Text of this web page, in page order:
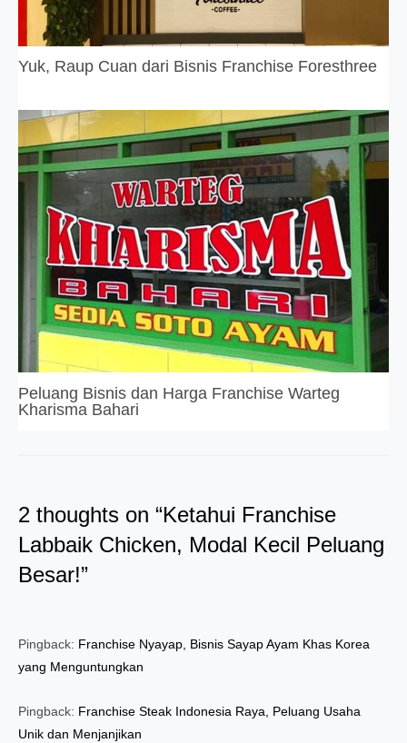
Yuk, Raup Cuan dari Bisnis Franchise Foresthree
Peluang Bisnis dan Harga Franchise Warteg
Kharisma Bahari
2 thoughts on “Ketahui Franchise
Labbaik Chicken, Modal Kecil Peluang
Besar!”
Pingback: Franchise Nyayap, Bisnis Sayap Ayam Khas Korea
yang Menguntungkan
Pingback: Franchise Steak Indonesia Raya, Peluang Usaha
Unik dan Menjanjikan